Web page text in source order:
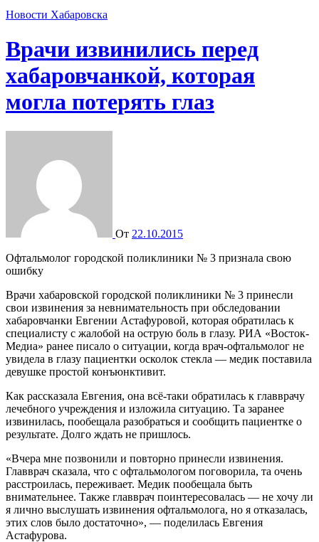
Новости Хабаровска
Врачи извинились перед
хабаровчанкой, которая
могла потерять глаз
От 22.10.2015
Офтальмолог городской поликлиники № 3 признала свою
ошибку
Врачи хабаровской городской поликлиники № 3 принесли
свои извинения за невнимательность при обследовании
хабаровчанки Евгении Астафуровой, которая обратилась к
специалисту с жалобой на острую боль в глазу. РИА «Восток-
Медиа» ранее писало о ситуации, когда врач-офтальмолог не
увидела в глазу пациентки осколок стекла — медик поставила
девушке простой конъюнктивит.
Как рассказала Евгения, она всё-таки обратилась к главврачу
лечебного учреждения и изложила ситуацию. Та заранее
извинилась, пообещала разобраться и сообщить пациентке о
результате. Долго ждать не пришлось.
«Вчера мне позвонили и повторно принесли извинения.
Главврач сказала, что с офтальмологом поговорила, та очень
расстроилась, переживает. Медик пообещала быть
внимательнее. Также главврач поинтересовалась — не хочу ли
я лично выслушать извинения офтальмолога, но я отказалась,
этих слов было достаточно», — поделилась Евгения
Астафурова.